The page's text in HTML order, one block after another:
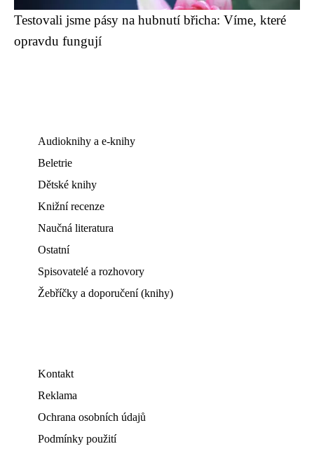
Testovali jsme pásy na hubnutí břicha: Víme, které
opravdu fungují
Audioknihy a e-knihy
Beletrie
Dětské knihy
Knižní recenze
Naučná literatura
Ostatní
Spisovatelé a rozhovory
Žebříčky a doporučení (knihy)
Kontakt
Reklama
Ochrana osobních údajů
Podmínky použití